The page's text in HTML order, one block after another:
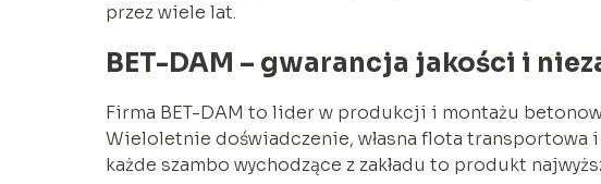
przez wiele lat.
BET-DAM – gwarancja jakości i
Firma BET-DAM to lider w produkcji i montażu
Wieloletnie doświadczenie, własna flota transportowa
każde szambo wychodzące z zakładu to produkt